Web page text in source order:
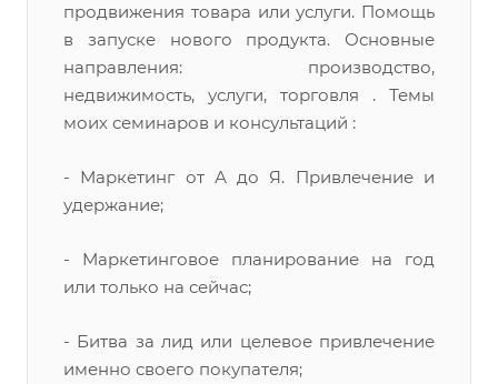
продвижения товара или услуги. Помощь
в запуске нового продукта. Основные
направления: производство,
недвижимость, услуги, торговля . Темы
моих семинаров и консультаций :
- Маркетинг от А до Я. Привлечение и
удержание;
- Маркетинговое планирование на год
или только на сейчас;
- Битва за лид или целевое привлечение
именно своего покупателя;